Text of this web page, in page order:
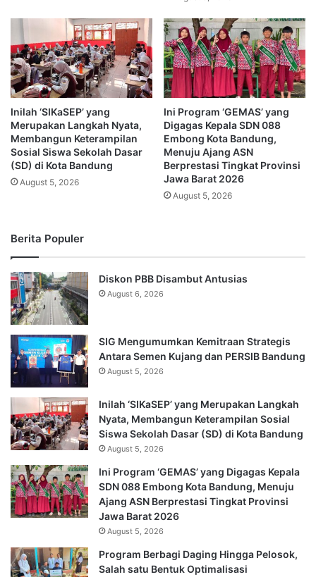
Inilah ‘SIKaSEP’ yang
Merupakan Langkah Nyata,
Membangun Keterampilan
Sosial Siswa Sekolah Dasar
(SD) di Kota Bandung
August 5, 2026
Ini Program ‘GEMAS’ yang
Digagas Kepala SDN 088
Embong Kota Bandung,
Menuju Ajang ASN
Berprestasi Tingkat Provinsi
Jawa Barat 2026
August 5, 2026
Berita Populer
Diskon PBB Disambut Antusias
August 6, 2026
SIG Mengumumkan Kemitraan Strategis
Antara Semen Kujang dan PERSIB Bandung
August 5, 2026
Inilah ‘SIKaSEP’ yang Merupakan Langkah
Nyata, Membangun Keterampilan Sosial
Siswa Sekolah Dasar (SD) di Kota Bandung
August 5, 2026
Ini Program ‘GEMAS’ yang Digagas Kepala
SDN 088 Embong Kota Bandung, Menuju
Ajang ASN Berprestasi Tingkat Provinsi
Jawa Barat 2026
August 5, 2026
Program Berbagi Daging Hingga Pelosok,
Salah satu Bentuk Optimalisasi